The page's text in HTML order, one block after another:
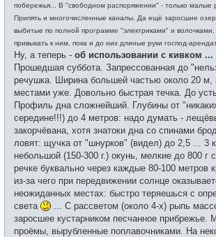
побережья... В "свободном распоряжении" - только малые
Припять и многочисленные каналы. Да ещё заросшие
выбитые по полной программе "электриками" и
привыкать к ним, пока и до них длиные руки господ-
Ну, а теперь - об использовании с кивком
Прошедшая суббота. Запрессованная до
речушка. Ширина большей частью около 20 м,
местами уже. Довольно быстрая течка. До
Профиль дна сложнейший. Глубины от
середине!!!) до 4 метров: надо думать -
закорчёвана, хотя знатоки дна со спинами
ловят: щучка от "шнурков" (видел) до 2,5 ... 3
небольшой (150-300 г.) окунь, мелкие до 800 г
речке буквально через каждые 80-100 метров
из-за чего при передвижении солнце
неожиданных местах: быстро теряешься с
света
... С рассветом (около 4-х) рыпь
заросшее кустарником песчанное прибрежье.
проёмы, вырубленные поплавочниками. На